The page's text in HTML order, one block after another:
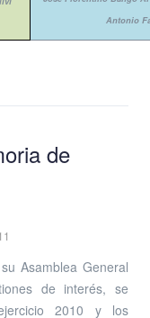
Antonio
de
Asamblea General
de interés, se
2010 y los